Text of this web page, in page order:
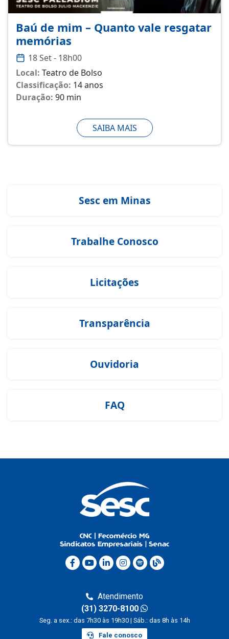
Baú de mim – Quanto vale resgatar
memórias
18 Set - 18h00
Local: Teatro de Bolso
Classificação: 14 anos
Duração: 90 min
SAIBA MAIS
Sesc em Minas
Trabalhe Conosco
Licitações
Transparência
Ouvidoria
FAQ
Atendimento
(31) 3270-8100
Seg. a sex.: das 7h30 às 19h30 | Sáb.: das 8h às 14h
Fale conosco